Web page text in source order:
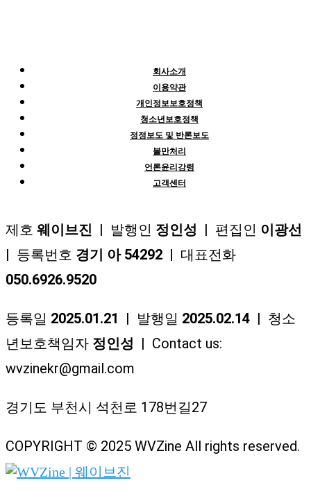
회사소개
이용약관
개인정보보호정책
청소년보호정책
정정보도 및 반론보도
불만처리
언론윤리강령
고객센터
제호 웨이브진 | 발행인 정인성 | 편집인 이광선
| 등록번호 경기 아 54292 | 대표전화
050.6926.9520
등록일 2025.01.21 | 발행일 2025.02.14 | 청소
년보호책임자 정인성 | Contact us:
wvzinekr@gmail.com
경기도 부천시 석천로 178번길27
COPYRIGHT © 2025 WVZine All rights reserved.